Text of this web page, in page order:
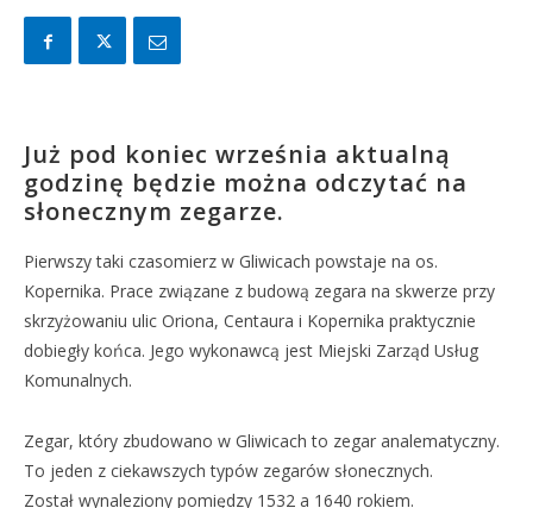
Już pod koniec września aktualną
godzinę będzie można odczytać na
słonecznym zegarze.
Pierwszy taki czasomierz w Gliwicach powstaje na os.
Kopernika. Prace związane z budową zegara na skwerze przy
skrzyżowaniu ulic Oriona, Centaura i Kopernika praktycznie
dobiegły końca. Jego wykonawcą jest Miejski Zarząd Usług
Komunalnych.
Zegar, który zbudowano w Gliwicach to zegar analematyczny.
To jeden z ciekawszych typów zegarów słonecznych.
Został wynaleziony pomiędzy 1532 a 1640 rokiem.